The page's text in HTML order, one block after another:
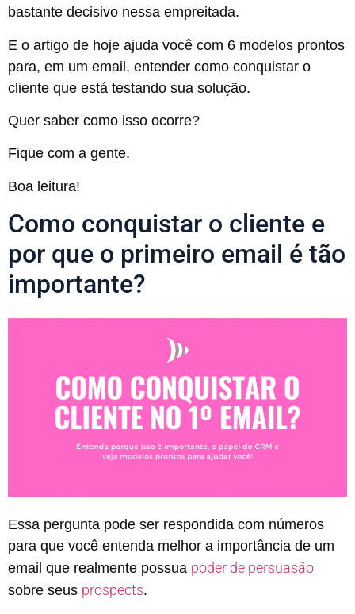
bastante decisivo nessa empreitada.
E o artigo de hoje ajuda você com 6 modelos prontos
para, em um email, entender como conquistar o
cliente que está testando sua solução.
Quer saber como isso ocorre?
Fique com a gente.
Boa leitura!
Como conquistar o cliente e
por que o primeiro email é tão
importante?
Essa pergunta pode ser respondida com números
para que você entenda melhor a importância de um
email que realmente possua poder de persuasão
sobre seus prospects.